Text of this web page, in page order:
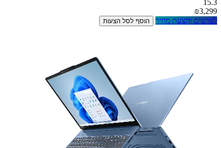
15.3
₪3,299
לפרטים והצעת מחיר
הוסף לסל הצעות